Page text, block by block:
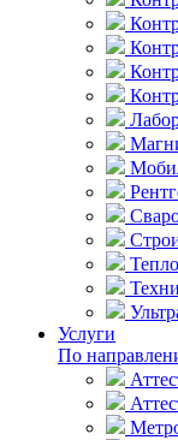
Услуги
По